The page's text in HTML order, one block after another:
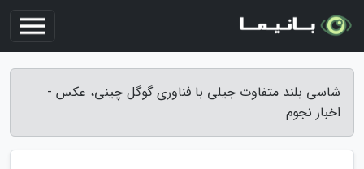
شاسی بلند متفاوت جیلی با فناوری گوگل چینی، عکس -
اخبار نجوم